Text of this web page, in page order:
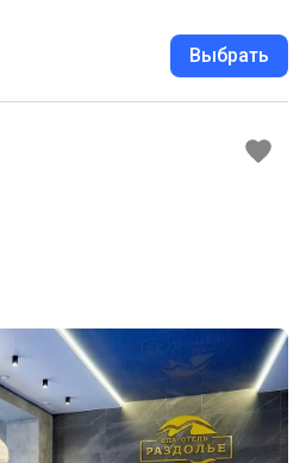
Выбрать